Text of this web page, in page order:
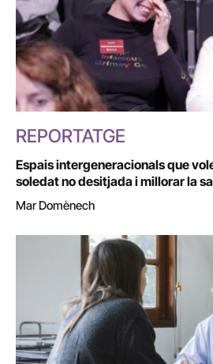
REPORTATGE
Espais intergeneracionals que
soledat no desitjada i millorar la
Mar Domènech